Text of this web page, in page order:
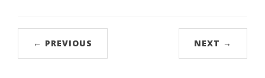
← PREVIOUS NEXT →